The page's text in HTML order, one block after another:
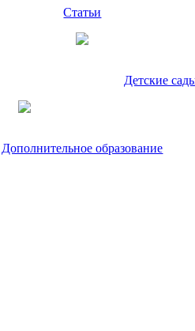
Статьи
Детские
Дополнительное образование